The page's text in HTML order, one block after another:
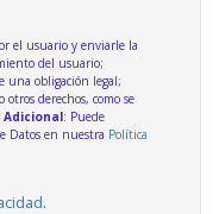
el usuario y enviarle la
del usuario;
una obligación legal;
derechos, como se
: Puede
Datos en nuestra Política
.